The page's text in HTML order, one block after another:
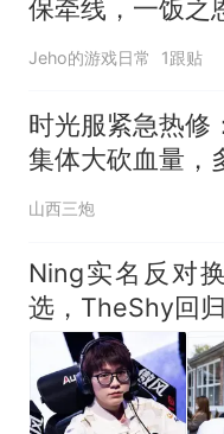
保牵线，一饭之
Jeho的游戏日常 1跟贴
时光服紧急热修
集体大砍血量，
BOSS机制BUG修
山西三炮
Ning实名反对
选，TheShy回